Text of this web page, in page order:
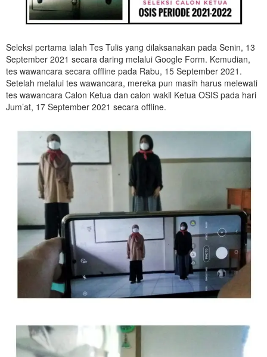
Seleksi pertama ialah Tes Tulis yang dilaksanakan pada Senin, 13
September 2021 secara daring melalui Google Form. Kemudian,
tes wawancara secara offline pada Rabu, 15 September 2021.
Setelah melalui tes wawancara, mereka pun masih harus melewati
tes wawancara Calon Ketua dan calon wakil Ketua OSIS pada hari
Jum’at, 17 September 2021 secara offline.